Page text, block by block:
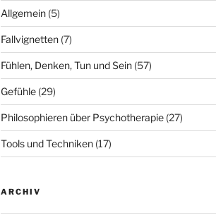
Allgemein(5)
Fallvignetten(7)
Fühlen, Denken, Tun und Sein(57)
Gefühle(29)
Philosophieren über Psychotherapie(27)
Tools und Techniken(17)
ARCHIV